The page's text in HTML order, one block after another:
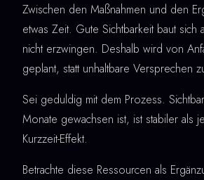
Zwischen den Maßnahmen und den
etwas Zeit. Gute Sichtbarkeit baut sich
nicht erzwingen. Deshalb wird von
geplant, statt unhaltbare Versprechen
Sei geduldig mit dem Prozess.
Monate gewachsen ist, ist stabiler als
Kurzzeit-Effekt.
Betrachte diese Ressourcen als